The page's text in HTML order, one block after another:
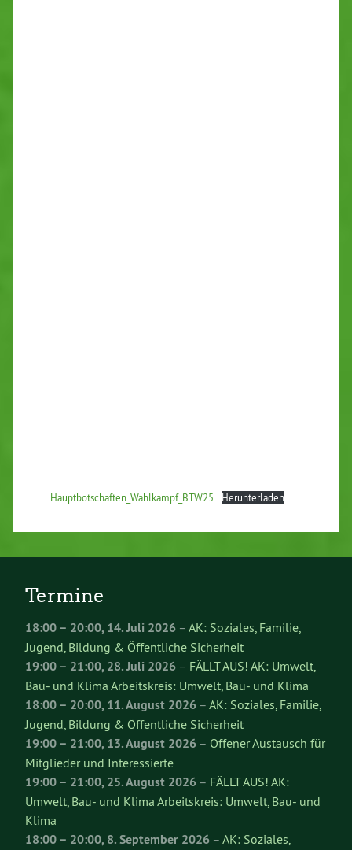
Hauptbotschaften_Wahlkampf_BTW25 Herunterladen
Termine
18:00– 20:00,14. Juli 2026 – AK: Soziales, Familie,
Jugend, Bildung & Öffentliche Sicherheit
19:00– 21:00,28. Juli 2026 – FÄLLT AUS! AK: Umwelt,
Bau- und Klima Arbeitskreis: Umwelt, Bau- und Klima
18:00– 20:00,11. August 2026 – AK: Soziales, Familie,
Jugend, Bildung & Öffentliche Sicherheit
19:00– 21:00,13. August 2026 – Offener Austausch für
Mitglieder und Interessierte
19:00– 21:00,25. August 2026 – FÄLLT AUS! AK:
Umwelt, Bau- und Klima Arbeitskreis: Umwelt, Bau- und
Klima
18:00– 20:00,8. September 2026 – AK: Soziales,